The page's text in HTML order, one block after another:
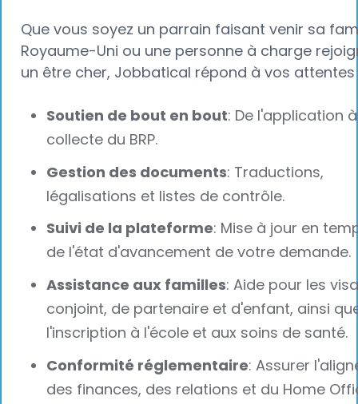
Que vous soyez un parrain faisant venir sa
Royaume-Uni ou une personne à charge
un être cher, Jobbatical répond à vos attentes
Soutien de bout en bout: De l'application
collecte du BRP.
Gestion des documents: Traductions,
légalisations et listes de contrôle.
Suivi de la plateforme: Mise à jour en
de l'état d'avancement de votre demande.
Assistance aux familles: Aide pour les
conjoint, de partenaire et d'enfant, ainsi
l'inscription à l'école et aux soins de santé.
Conformité réglementaire: Assurer
des finances, des relations et du Home